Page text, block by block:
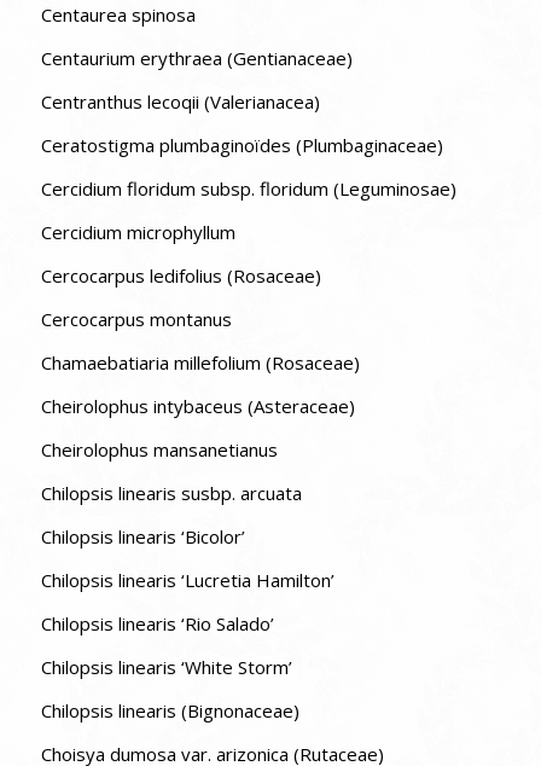
Centaurea spinosa
Centaurium erythraea (Gentianaceae)
Centranthus lecoqii (Valerianacea)
Ceratostigma plumbaginoïdes (Plumbaginaceae)
Cercidium floridum subsp. floridum (Leguminosae)
Cercidium microphyllum
Cercocarpus ledifolius (Rosaceae)
Cercocarpus montanus
Chamaebatiaria millefolium (Rosaceae)
Cheirolophus intybaceus (Asteraceae)
Cheirolophus mansanetianus
Chilopsis linearis susbp. arcuata
Chilopsis linearis ‘Bicolor’
Chilopsis linearis ‘Lucretia Hamilton’
Chilopsis linearis ‘Rio Salado’
Chilopsis linearis ‘White Storm’
Chilopsis linearis (Bignonaceae)
Choisya dumosa var. arizonica (Rutaceae)